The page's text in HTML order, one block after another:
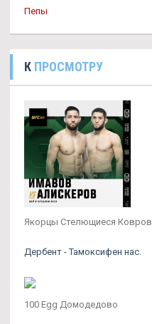
Пепы
К ПРОСМОТРУ
Якорцы Стелющиеся Ковров
Дербент - Тамоксифен нас.
100 Egg Домодедово